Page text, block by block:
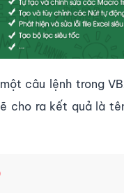
câu lệnh trong
cho ra kết quả là